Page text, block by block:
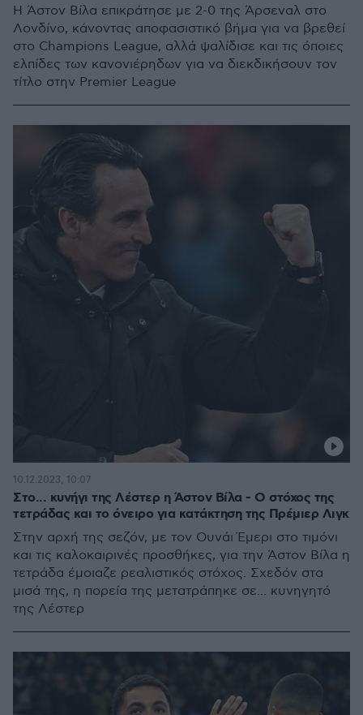
Η Άστον Βίλα επικράτησε με 2-0 της Άρσεναλ στο
Λονδίνο, κάνοντας αποφασιστικό βήμα για να βρεθεί
στο Champions League, αλλά ψαλίδισε και τις όποιες
ελπίδες των κανονιέρηδων για να διεκδικήσουν τον
τίτλο στην Premier League
Στο... κυνήγι της Λέστερ η Άστον Βίλα - Ο στόχος της
τετράδας και το όνειρο για κατάκτηση της Πρέμιερ Λιγκ
Στην αρχή της σεζόν, με τον Ουνάι Έμερι στο τιμόνι
και τις καλοκαιρινές προσθήκες, για την Άστον Βίλα η
τετράδα έμοιαζε ρεαλιστικός στόχος. Σχεδόν στα
μισά της, η πορεία της μετατράπηκε σε... κυνηγητό
της Λέστερ
10.12.2023, 10:07